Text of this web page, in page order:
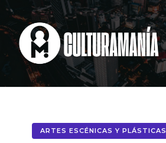
ARTES ESCÉNICAS Y PLÁSTICAS